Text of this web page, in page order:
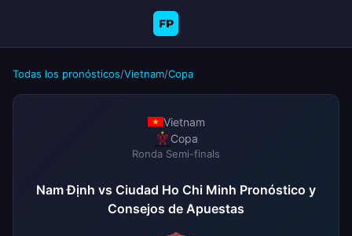
FP
Todas los pronósticos/Vietnam/Copa
Vietnam
Copa
Ronda Semi-finals
Nam Định vs Ciudad Ho Chi Minh Pronóstico y
Consejos de Apuestas